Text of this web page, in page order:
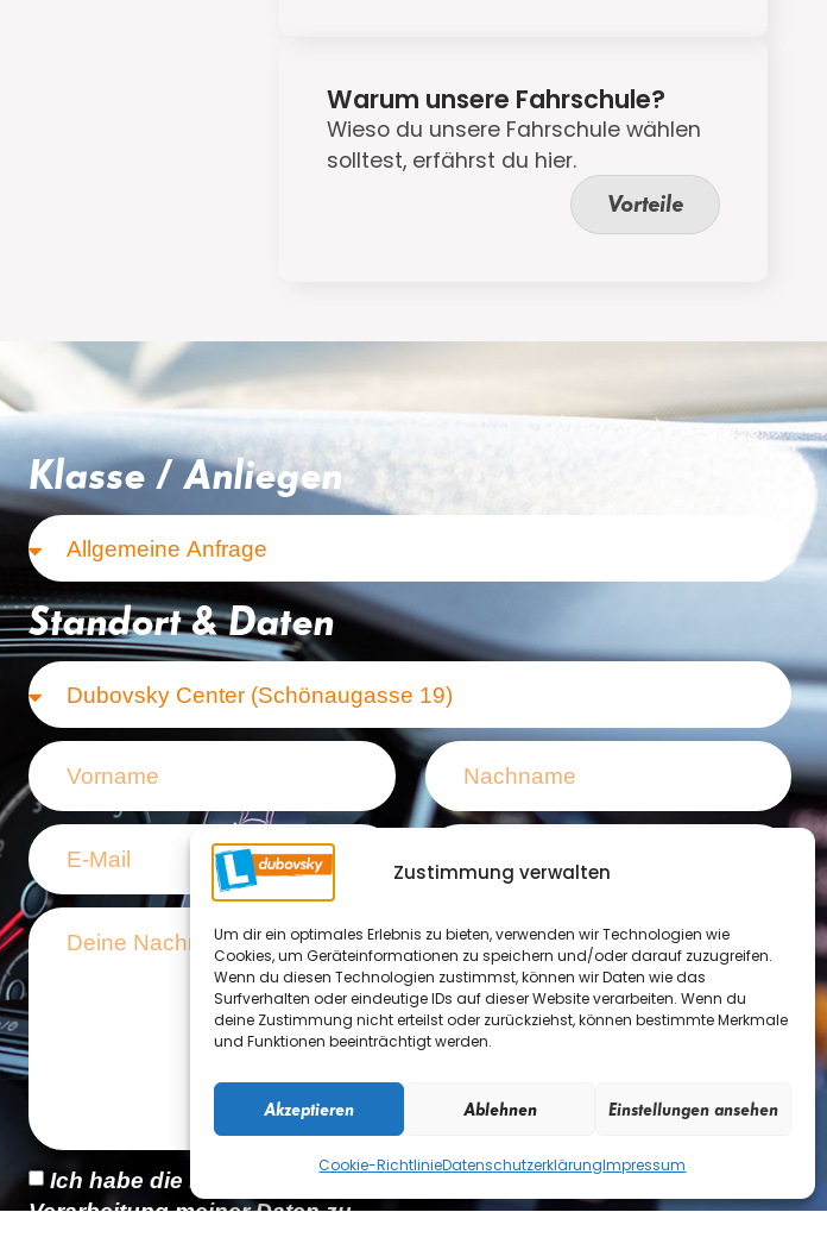
Zustimmung verwalten
Um dir ein optimales Erlebnis zu bieten, verwenden wir Technologien wie
Cookies, um Geräteinformationen zu speichern und/oder darauf zuzugreifen.
Wenn du diesen Technologien zustimmst, können wir Daten wie das
Surfverhalten oder eindeutige IDs auf dieser Website verarbeiten. Wenn du
deine Zustimmung nicht erteilst oder zurückziehst, können bestimmte Merkmale
und Funktionen beeinträchtigt werden.
Akzeptieren Ablehnen Einstellungen ansehen
Cookie-RichtlinieDatenschutzerklärungImpressum
Warum unsere Fahrschule?
Wieso du unsere Fahrschule wählen
solltest, erfährst du hier.
Vorteile
Klasse / Anliegen
Standort & Daten
Ich habe die Datenschutzerklärunggelesen und stimme der
Verarbeitung meiner Daten zu.